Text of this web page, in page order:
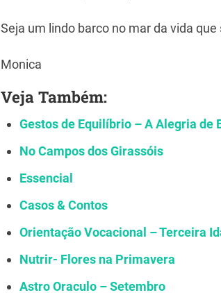
Seja um lindo barco no mar da vida
Monica
Veja Também:
Gestos de Equilíbrio – A Alegria de
No Campos dos Girassóis
Essencial
Casos & Contos
Orientação Vocacional – Terceira
Nutrir- Flores na Primavera
Astro Oraculo – Setembro